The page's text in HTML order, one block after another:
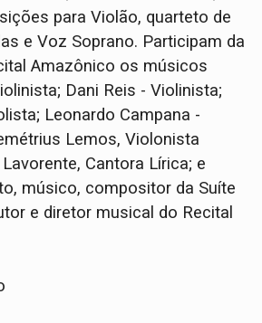
para Violão, quarteto de
e Voz Soprano. Participam da
Amazônico os músicos
Dani Reis - Violinista;
Leonardo Campana -
Lemos, Violonista
Cantora Lírica; e
músico, compositor da Suíte
e diretor musical do Recital